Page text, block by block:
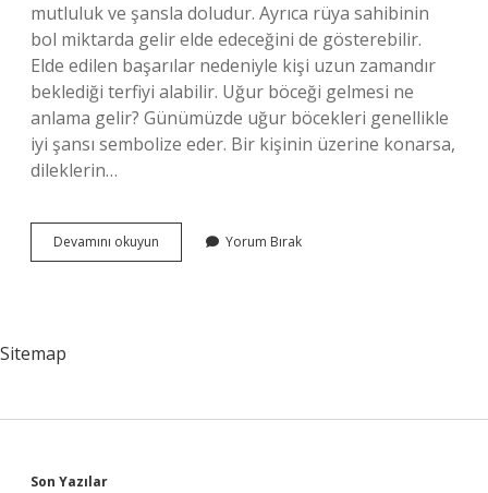
mutluluk ve şansla doludur. Ayrıca rüya sahibinin
bol miktarda gelir elde edeceğini de gösterebilir.
Elde edilen başarılar nedeniyle kişi uzun zamandır
beklediği terfiyi alabilir. Uğur böceği gelmesi ne
anlama gelir? Günümüzde uğur böcekleri genellikle
iyi şansı sembolize eder. Bir kişinin üzerine konarsa,
dileklerin…
Devamını okuyun
Uğur
Yorum Bırak
Sitemap
Son Yazılar